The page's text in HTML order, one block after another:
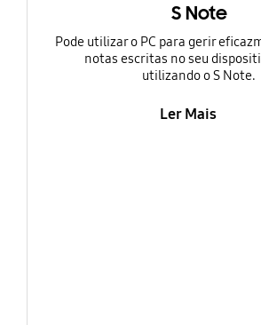
S Note
Pode utilizar o PC para gerir
notas escritas no seu
utilizando o S Note.
Ler Mais